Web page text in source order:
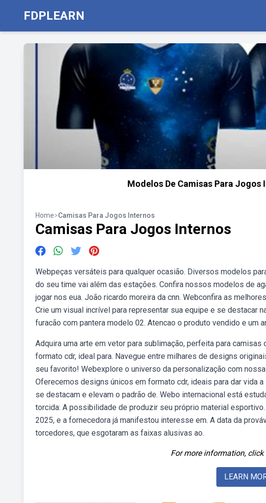
FDPLEARN
Modelos De Camisas Para
Home>Camisas Para Jogos Internos
Camisas Para Jogos Internos
Webpeças versáteis para qualquer ocasião. Diversos modelos
do seu time vai além das estações. Confira nossos modelos de
jogar nos eua. João ricardo moreira da cnn. Webconfira as
Crie um visual incrível para representar sua equipe e se destacar
furacão com pantera modelo 02. Atencao o produto vendido e um
Adquira uma arte em vetor para sublimação, perfeita para
formato cdr, ideal para. Navegue entre milhares de designs
seu favorito! Webexplore o universo da personalização com
Oferecemos designs únicos em formato cdr, ideais para dar vida
se destacam e elevam o padrão de. Webo internacional está
torcida: A possibilidade de produzir seu próprio material
2025, e a fornecedora já manifestou interesse em. A data da
torcedores, que esgotaram as faixas alusivas ao.
For more information, click
LEARN